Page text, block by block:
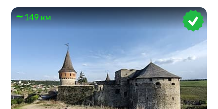
149 км